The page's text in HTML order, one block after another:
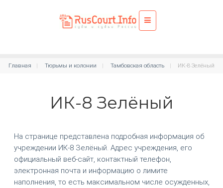
Главная Тюрьмы и колонии Тамбовская область ИК-8 Зелёный
ИК-8 Зелёный
На странице представлена подробная информация об
учреждении ИК-8 Зелёный. Адрес учреждения, его
официальный веб-сайт, контактный телефон,
электронная почта и информацию о лимите
наполнения, то есть максимальном числе осужденных,